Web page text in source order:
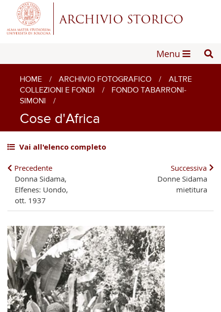
Menu
HOME / ARCHIVIO FOTOGRAFICO /
ALTRE
COLLEZIONI E FONDI
/
FONDO TABARRONI-
SIMONI
/
Cose d'Africa
Vai all'elenco completo
Precedente
Donna Sidama,
Elfenes: Uondo,
ott. 1937
Successiva
Donne Sidama
mietitura